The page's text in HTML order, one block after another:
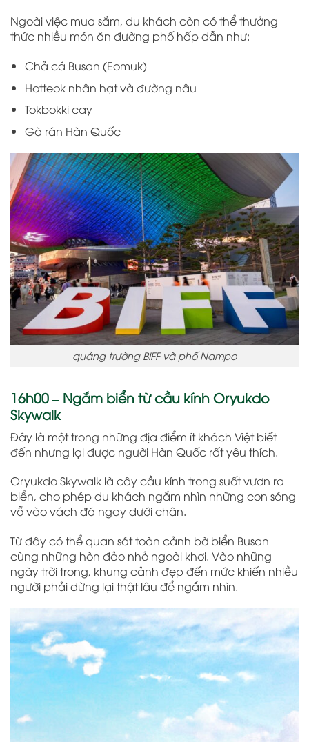
Ngoài việc mua sắm, du khách còn có thể thưởng
thức nhiều món ăn đường phố hấp dẫn như:
Chả cá Busan (Eomuk)
Hotteok nhân hạt và đường nâu
Tokbokki cay
Gà rán Hàn Quốc
quảng trường BIFF và phố Nampo
16h00 – Ngắm biển từ cầu kính Oryukdo
Skywalk
Đây là một trong những địa điểm ít khách Việt biết
đến nhưng lại được người Hàn Quốc rất yêu thích.
Oryukdo Skywalk là cây cầu kính trong suốt vươn ra
biển, cho phép du khách ngắm nhìn những con sóng
vỗ vào vách đá ngay dưới chân.
Từ đây có thể quan sát toàn cảnh bờ biển Busan
cùng những hòn đảo nhỏ ngoài khơi. Vào những
ngày trời trong, khung cảnh đẹp đến mức khiến nhiều
người phải dừng lại thật lâu để ngắm nhìn.